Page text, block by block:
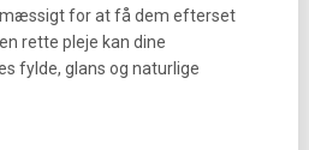
for at få dem efterset
rette pleje kan dine
fylde, glans og naturlige